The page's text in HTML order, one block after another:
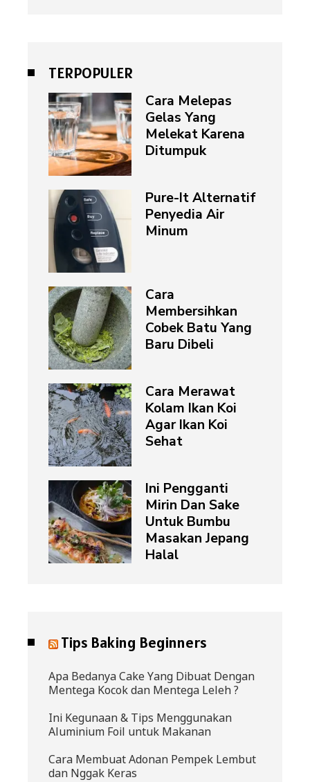
TERPOPULER
Cara Melepas
Gelas Yang
Melekat Karena
Ditumpuk
Pure-It Alternatif
Penyedia Air
Minum
Cara
Membersihkan
Cobek Batu Yang
Baru Dibeli
Cara Merawat
Kolam Ikan Koi
Agar Ikan Koi
Sehat
Ini Pengganti
Mirin Dan Sake
Untuk Bumbu
Masakan Jepang
Halal
Tips Baking Beginners
Apa Bedanya Cake Yang Dibuat Dengan
Mentega Kocok dan Mentega Leleh ?
Ini Kegunaan & Tips Menggunakan
Aluminium Foil untuk Makanan
Cara Membuat Adonan Pempek Lembut
dan Nggak Keras